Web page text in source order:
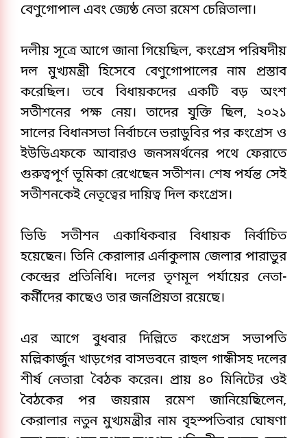
বেণুগোপাল এবং জ্যেষ্ঠ নেতা রমেশ চেন্নিতালা।
দলীয় সূত্রে আগে জানা গিয়েছিল, কংগ্রেস পরিষদীয়
দল মুখ্যমন্ত্রী হিসেবে বেণুগোপালের নাম প্রস্তাব
করেছিল। তবে বিধায়কদের একটি বড় অংশ
সতীশনের পক্ষ নেয়। তাদের যুক্তি ছিল, ২০২১
সালের বিধানসভা নির্বাচনে ভরাডুবির পর কংগ্রেস ও
ইউডিএফকে আবারও জনসমর্থনের পথে ফেরাতে
গুরুত্বপূর্ণ ভূমিকা রেখেছেন সতীশন। শেষ পর্যন্ত সেই
সতীশনকেই নেতৃত্বের দায়িত্ব দিল কংগ্রেস।
ভিডি সতীশন একাধিকবার বিধায়ক নির্বাচিত
হয়েছেন। তিনি কেরালার এর্নাকুলাম জেলার পারাভুর
কেন্দ্রের প্রতিনিধি। দলের তৃণমূল পর্যায়ের নেতা-
কর্মীদের কাছেও তার জনপ্রিয়তা রয়েছে।
এর আগে বুধবার দিল্লিতে কংগ্রেস সভাপতি
মল্লিকার্জুন খাড়গের বাসভবনে রাহুল গান্ধীসহ দলের
শীর্ষ নেতারা বৈঠক করেন। প্রায় ৪০ মিনিটের ওই
বৈঠকের পর জয়রাম রমেশ জানিয়েছিলেন,
কেরালার নতুন মুখ্যমন্ত্রীর নাম বৃহস্পতিবার ঘোষণা